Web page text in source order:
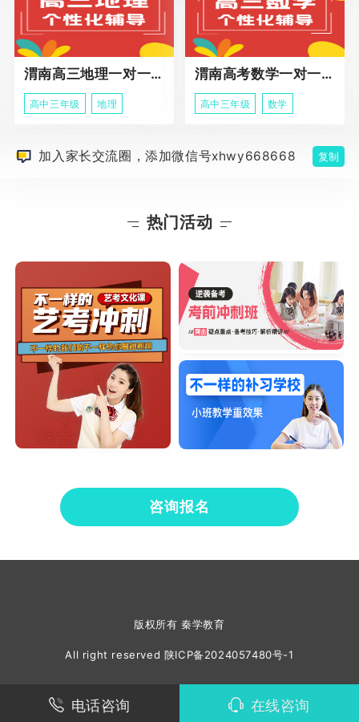
渭南高三地理一对一同步辅导课程
高中三年级 地理
渭南高考数学一对一个性化辅导课程
高中三年级 数学
加入家长交流圈，添加微信号xhwy668668 复制
热门活动
咨询报名
版权所有 秦学教育
All right reserved 陕ICP备2024057480号-1
电话咨询 在线咨询